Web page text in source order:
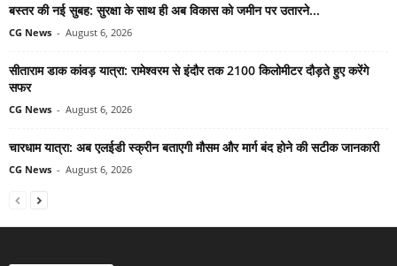
बस्तर की नई सुबह: सुरक्षा के साथ ही अब विकास को जमीन पर उतारने...
CG News - August 6, 2026
सीताराम डाक कांवड़ यात्रा: रामेश्वरम से इंदौर तक 2100 किलोमीटर दौड़ते हुए करेंगे
सफर
CG News - August 6, 2026
चारधाम यात्रा: अब एलईडी स्क्रीन बताएगी मौसम और मार्ग बंद होने की सटीक जानकारी
CG News - August 6, 2026